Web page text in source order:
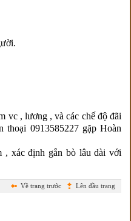
vc , lương , và các chế độ đãi
thoại 0913585227 gặp Hoàn
, xác định gắn bò lâu dài với
Lên đầu trang
Về trang trước